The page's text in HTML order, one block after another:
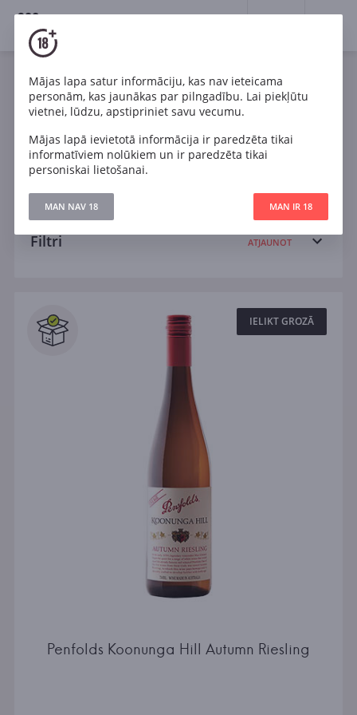
18+
Sarkans Cabernet Sauvignon Chardonnay
Malbec Pinot Noir Pinotage
Sangiovese Shiraz
Filtri ATJAUNOT
Visi IELIKT GROZĀ
Penfolds Koonunga Hill Autumn Riesling
Mājas lapa satur informāciju, kas nav ieteicama
personām, kas jaunākas par pilngadību. Lai piekļūtu
vietnei, lūdzu, apstipriniet savu vecumu.
Mājas lapā ievietotā informācija ir paredzēta tikai
informatīviem nolūkiem un ir paredzēta tikai
personiskai lietošanai.
MAN NAV 18 MAN IR 18